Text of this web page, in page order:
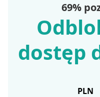
69%
dostęp
PLN